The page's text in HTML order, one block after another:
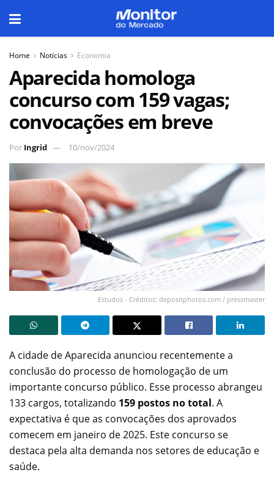
Home Notícias Economia
Aparecida homologa
concurso com 159 vagas;
convocações em breve
Por Ingrid 10/nov/2024
Estudos - Créditos: depositphotos.com / pressmaster
A cidade de Aparecida anunciou recentemente a
conclusão do processo de homologação de um
importante concurso público. Esse processo abrangeu
133 cargos, totalizando 159 postos no total. A
expectativa é que as convocações dos aprovados
comecem em janeiro de 2025. Este concurso se
destaca pela alta demanda nos setores de educação e
saúde.